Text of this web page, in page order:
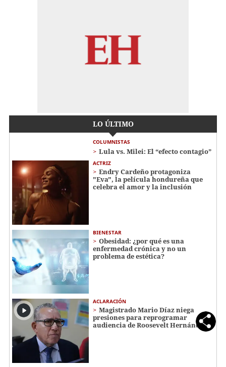
LO ÚLTIMO
COLUMNISTAS
Lula vs. Milei: El “efecto contagio”
ACTRIZ
Endry Cardeño protagoniza
"Eva", la película hondureña que
celebra el amor y la inclusión
BIENESTAR
Obesidad: ¿por qué es una
enfermedad crónica y no un
problema de estética?
ACLARACIÓN
Magistrado Mario Díaz niega
presiones para reprogramar
audiencia de Roosevelt Hernández